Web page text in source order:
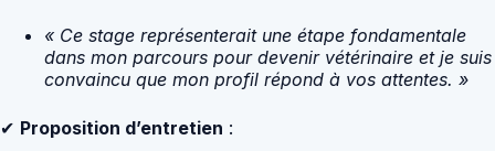
« Ce stage représenterait une étape fondamentale
dans mon parcours pour devenir vétérinaire et je suis
convaincu que mon profil répond à vos attentes. »
✔ Proposition d’entretien :